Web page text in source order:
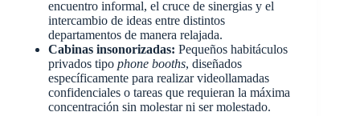
encuentro informal, el cruce de sinergias y el
intercambio de ideas entre distintos
departamentos de manera relajada.
Cabinas insonorizadas: Pequeños habitáculos
privados tipo phone booths, diseñados
específicamente para realizar videollamadas
confidenciales o tareas que requieran la máxima
concentración sin molestar ni ser molestado.